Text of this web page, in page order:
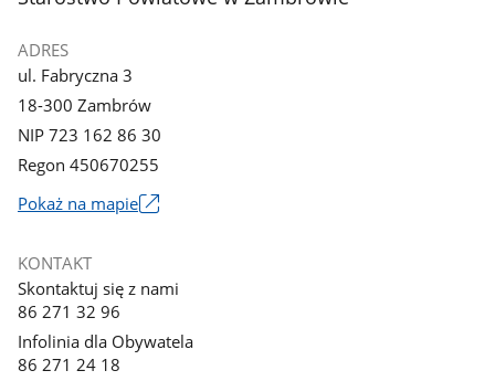
ADRES
ul. Fabryczna 3
18-300 Zambrów
NIP 723 162 86 30
Regon 450670255
Pokaż na mapieLink
nowym
KONTAKT
Skontaktuj się z nami
86 271 32 96
Infolinia dla Obywatela
86 271 24 18